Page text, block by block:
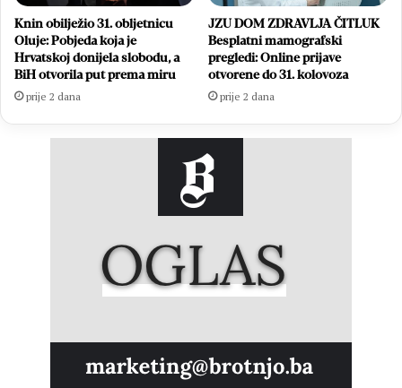
Knin obilježio 31. obljetnicu
Oluje: Pobjeda koja je
Hrvatskoj donijela slobodu, a
BiH otvorila put prema miru
prije 2 dana
JZU DOM ZDRAVLJA ČITLUK
Besplatni mamografski
pregledi: Online prijave
otvorene do 31. kolovoza
prije 2 dana